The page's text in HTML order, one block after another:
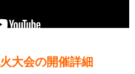
大会の開催詳細